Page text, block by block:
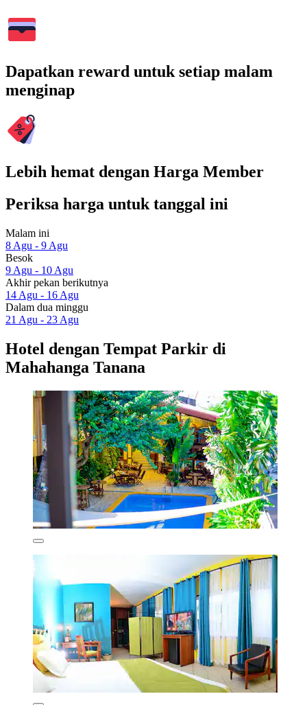
Dapatkan reward untuk setiap malam
menginap
Lebih hemat dengan Harga Member
Periksa harga untuk tanggal ini
Malam ini
8 Agu - 9 Agu
Besok
9 Agu - 10 Agu
Akhir pekan berikutnya
14 Agu - 16 Agu
Dalam dua minggu
21 Agu - 23 Agu
Hotel dengan Tempat Parkir di
Mahahanga Tanana